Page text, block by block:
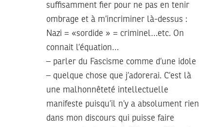
suffisamment fier pour ne pas en tenir
ombrage et à m’incriminer là-dessus :
Nazi = «sordide » = criminel…etc. On
connait l’équation…
– parler du Fascisme comme d’une idole
– quelque chose que j’adorerai. C’est là
une malhonnêteté intellectuelle
manifeste puisqu’il n’y a absolument rien
dans mon discours qui puisse faire